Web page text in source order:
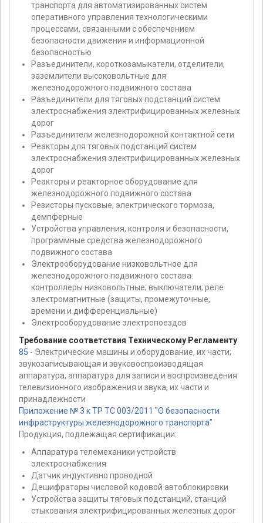
транспорта для автоматизированных систем
оперативного управления технологическими
процессами, связанными с обеспечением
безопасности движения и информационной
безопасностью
Разъединители, короткозамыкатели, отделители,
заземлители высоковольтные для
железнодорожного подвижного состава
Разъединители для тяговых подстанций систем
электроснабжения электрифицированных железных
дорог
Разъединители железнодорожной контактной сети
Реакторы для тяговых подстанций систем
электроснабжения электрифицированных железных
дорог
Реакторы и реакторное оборудование для
железнодорожного подвижного состава
Резисторы пусковые, электрического тормоза,
демпферные
Устройства управления, контроля и безопасности,
программные средства железнодорожного
подвижного состава
Электрооборудование низковольтное для
железнодорожного подвижного состава:
контроллеры низковольтные; выключатели; реле
электромагнитные (защиты, промежуточные,
времени и дифференциальные)
Электрооборудование электропоездов
Требование соответствия Техническому Регламенту
85 - Электрические машины и оборудование, их части;
звукозаписывающая и звуковоспроизводящая
аппаратура, аппаратура для записи и воспроизведения
телевизионного изображения и звука, их части и
принадлежности
Приложение № 3 к ТР ТС 003/2011 "О безопасности
инфраструктуры железнодорожного транспорта"
Продукция, подлежащая сертификации:
Аппаратура телемеханики устройств
электроснабжения
Датчик индуктивно проводной
Дешифраторы числовой кодовой автоблокировки
Устройства защиты тяговых подстанций, станций
стыкования электрифицированных железных дорог